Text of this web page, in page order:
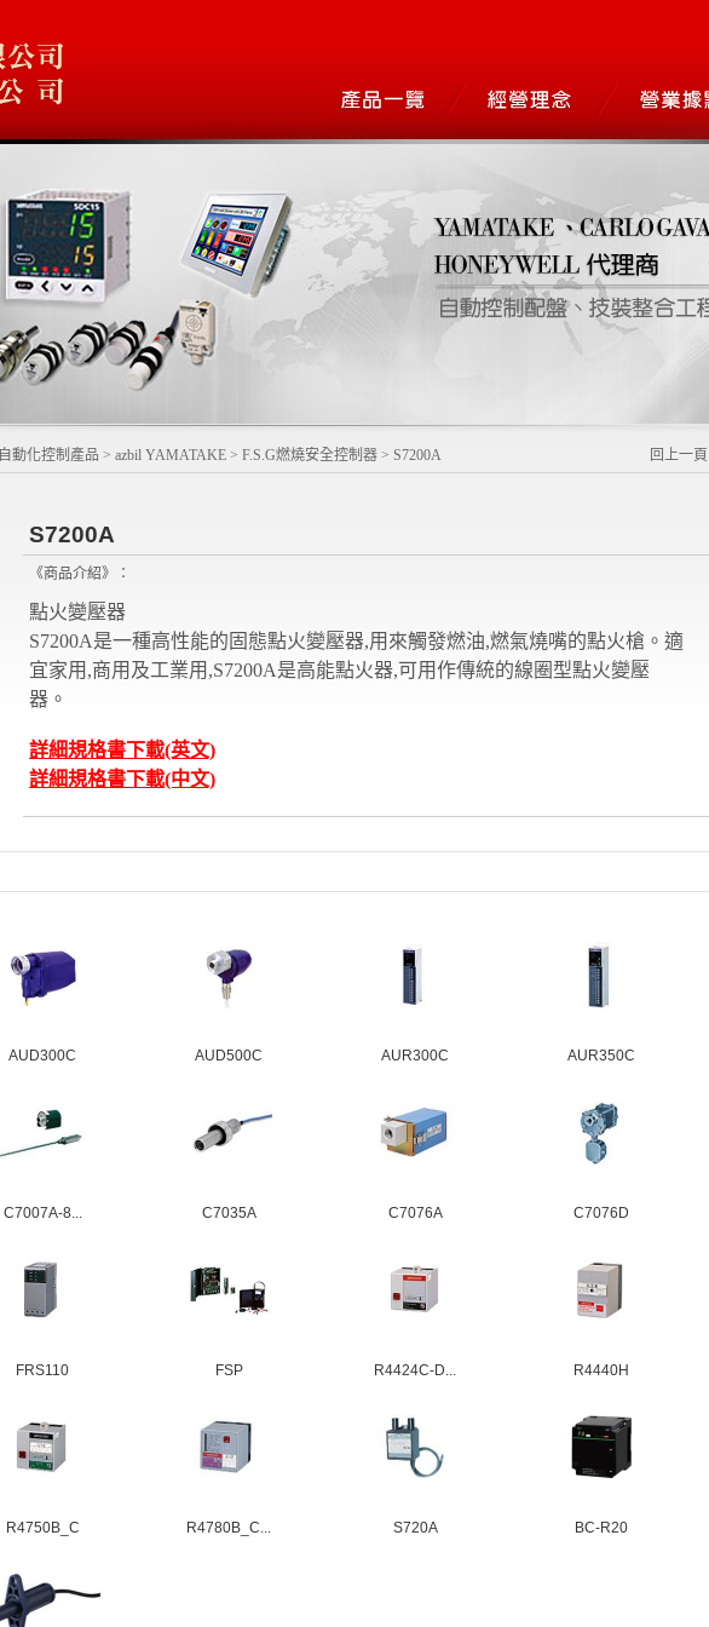
自動化控制產品 > azbil YAMATAKE > F.S.G燃燒安全控制器 > S7200A 回上一頁
S7200A
《商品介紹》：
點火變壓器
S7200A是一種高性能的固態點火變壓器,用來觸發燃油,燃氣燒嘴的點火槍。適
宜家用,商用及工業用,S7200A是高能點火器,可用作傳統的線圈型點火變壓
器。
詳細規格書下載(英文)
詳細規格書下載(中文)
AUD300C AUD500C AUR300C AUR350C
C7007A-8... C7035A C7076A C7076D
FRS110 FSP R4424C-D... R4440H
R4750B_C R4780B_C... S720A BC-R20